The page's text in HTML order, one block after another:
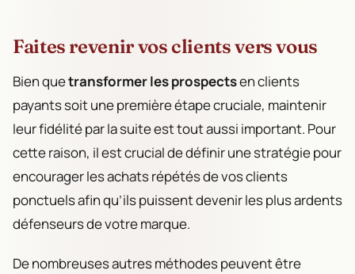
Faites revenir vos clients vers vous
Bien quetransformer les prospectsen clients
payants soit une première étape cruciale, maintenir
leur fidélité par la suite est tout aussi important. Pour
cette raison, il est crucial de définir une stratégie pour
encourager les achats répétés de vos clients
ponctuels afin qu’ils puissent devenir les plus ardents
défenseurs de votre marque.
De nombreuses autres méthodes peuvent être